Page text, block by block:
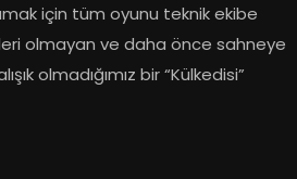
için tüm oyunu teknik ekibe
olmayan ve daha önce sahneye
olmadığımız bir “Külkedisi”